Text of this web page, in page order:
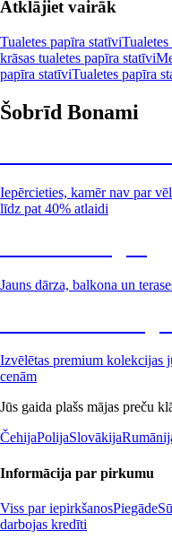
Atklājiet vairāk
Tualetes papīra statīvi
krāsas tualetes papīra statīvi
papīra statīviTualetes papīra
Šobrīd Bonami
Iepērcieties, kamēr nav par
līdz pat 40% atlaidi
Jauns dārza, balkona un
Izvēlētas premium kolekcijas
cenām
Jūs gaida plašs mājas preču
ČehijaPolijaSlovākija
Informācija par pirkumu
Viss par iepirkšanosPiegāde
darbojas kredīti